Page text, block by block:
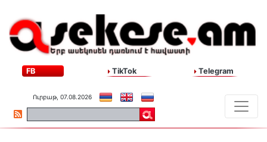
FB TikTok Telegram
Ուրբաթ, 07.08.2026